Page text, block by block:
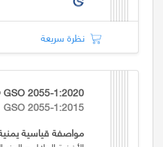
نظرة سريعة
GSO 2055-1:2020
GSO 2055-1:2015
مواصفة قياسية